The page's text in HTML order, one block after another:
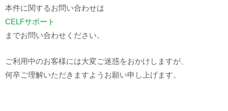
本件に関するお問い合わせは
CELFサポート
までお問い合わせください。
ご利用中のお客様には大変ご迷惑をおかけしますが、
何卒ご理解いただきますようお願い申し上げます。